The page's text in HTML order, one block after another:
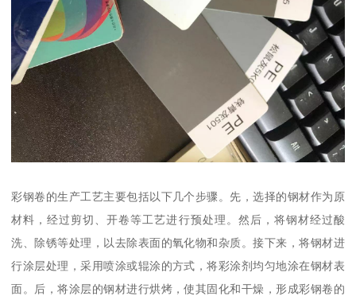
彩钢卷的生产工艺主要包括以下几个步骤。先，选择的钢材作为原
材料，经过剪切、开卷等工艺进行预处理。然后，将钢材经过酸
洗、除锈等处理，以去除表面的氧化物和杂质。接下来，将钢材进
行涂层处理，采用喷涂或辊涂的方式，将彩涂剂均匀地涂在钢材表
面。后，将涂层的钢材进行烘烤，使其固化和干燥，形成彩钢卷的